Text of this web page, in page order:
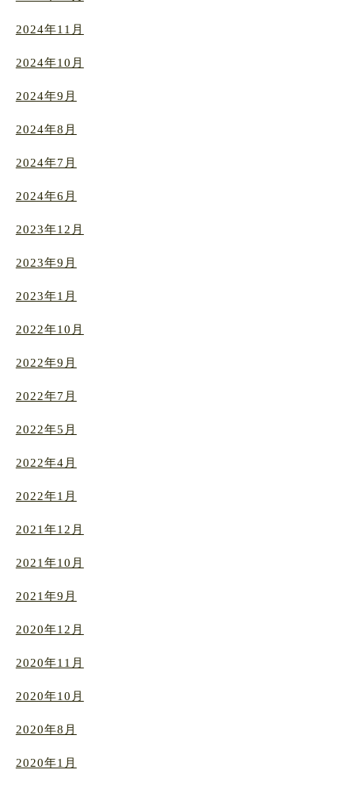
2024年11月
2024年10月
2024年9月
2024年8月
2024年7月
2024年6月
2023年12月
2023年9月
2023年1月
2022年10月
2022年9月
2022年7月
2022年5月
2022年4月
2022年1月
2021年12月
2021年10月
2021年9月
2020年12月
2020年11月
2020年10月
2020年8月
2020年1月